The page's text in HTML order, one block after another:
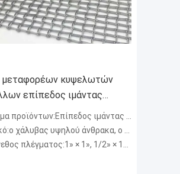
μεταφορέων κυψελωτών
επίπεδος ιμάντας
πλάτους 0.5m - 3.5m
προϊόντων:Επίπεδος ιμάντας καλωδίων
υψηλού άνθρακα, ο γαλβανισμένος χάλυβας, το ανοξείδωτο και άλλα υλικά μπορούν να προσαρμοσ
πλέγματος:1» × 1», 1/2» × 1», και 1/2» × 1/2».